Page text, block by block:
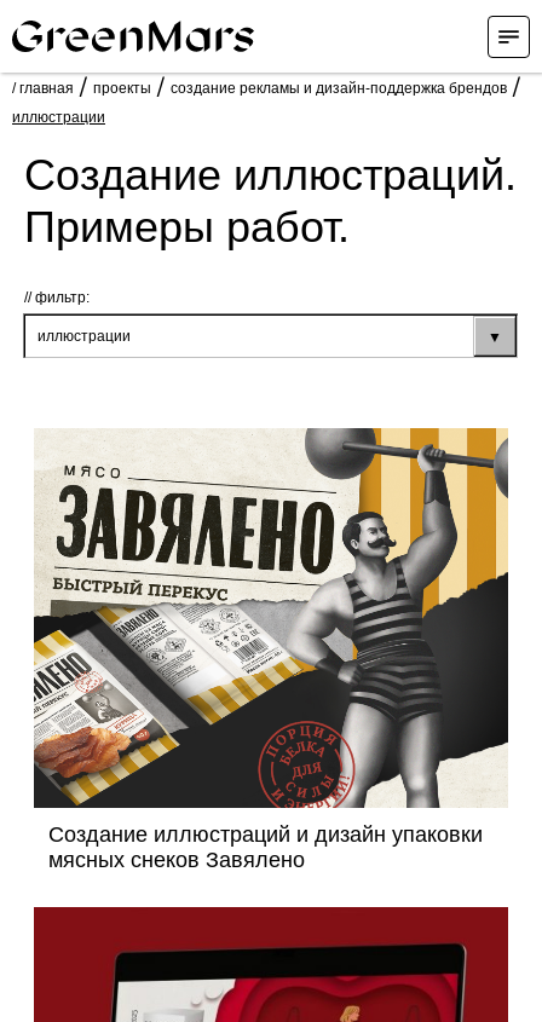
/ главная / проекты / создание рекламы и дизайн-поддержка брендов /
иллюстрации
Создание иллюстраций.
Примеры работ.
фильтр:
Создание иллюстраций и дизайн упаковки
мясных снеков Завялено